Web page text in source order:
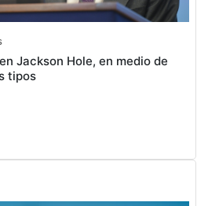
Jackson Hole, en medio de
tipos